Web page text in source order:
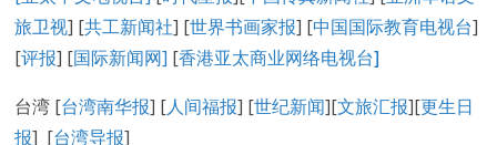
旅卫视] [共工新闻社] [世界书画家报] [中国国际教育电视台]
[评报] [国际新闻网] [香港亚太商业网络电视台]
台湾 [台湾南华报] [人间福报] [世纪新闻][文旅汇报][更生日
报] [台湾导报]